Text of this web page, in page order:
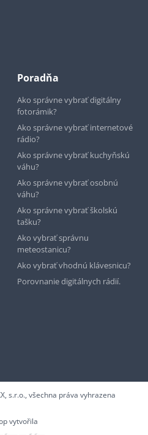
Poradňa
Ako správne vybrať digitálny
fotorámik?
Ako správne vybrať internetové
rádio?
Ako správne vybrať kuchyňskú
váhu?
Ako správne vybrať osobnú
váhu?
Ako správne vybrať školskú
tašku?
Ako vybrať správnu
meteostanicu?
Ako vybrať vhodnú klávesnicu?
Porovnanie digitálnych rádií.
s.r.o., všechna práva vyhrazena
vytvořila